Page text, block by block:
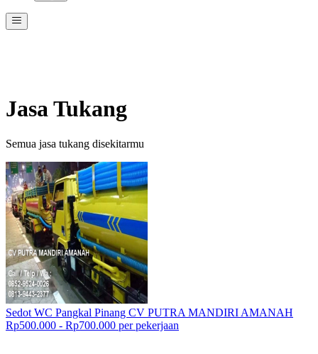
Jasa Tukang
Semua jasa tukang disekitarmu
Sedot WC Pangkal Pinang CV PUTRA MANDIRI AMANAH
Rp500.000 - Rp700.000 per pekerjaan